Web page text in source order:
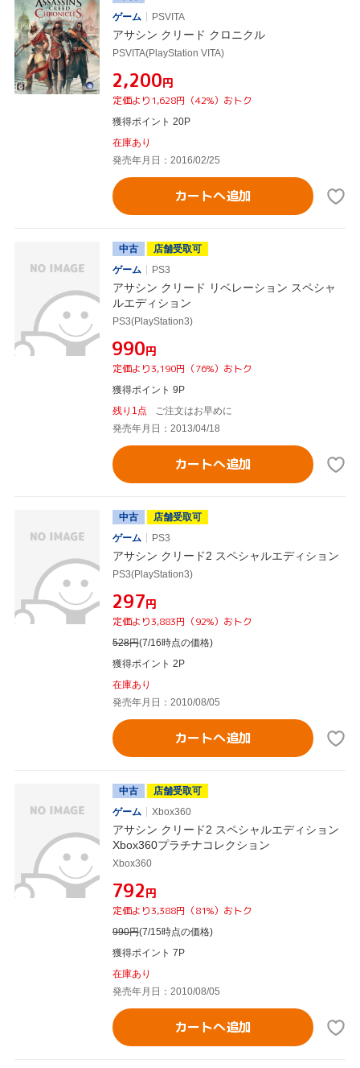
ゲーム
PSVITA
アサシン クリード クロニクル
PSVITA(PlayStation VITA)
¥2,200円
定価より1,628円（42%）おトク
獲得ポイント 20P
在庫あり
発売年月日：2016/02/25
カートへ追加
中古
店舗受取可
ゲーム
PS3
アサシン クリード リベレーション スペシャ
ルエディション
PS3(PlayStation3)
¥990円
定価より3,190円（76%）おトク
獲得ポイント 9P
残り1点
ご注文はお早めに
発売年月日：2013/04/18
カートへ追加
中古
店舗受取可
ゲーム
PS3
アサシン クリード2 スペシャルエディション
PS3(PlayStation3)
¥297円
定価より3,883円（92%）おトク
528円(7/16時点の価格)
獲得ポイント 2P
在庫あり
発売年月日：2010/08/05
カートへ追加
中古
店舗受取可
ゲーム
Xbox360
アサシン クリード2 スペシャルエディション
Xbox360プラチナコレクション
Xbox360
¥792円
定価より3,388円（81%）おトク
990円(7/15時点の価格)
獲得ポイント 7P
在庫あり
発売年月日：2010/08/05
カートへ追加